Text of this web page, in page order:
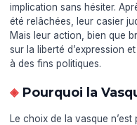
implication sans hésiter.
été relâchées, leur casier
Mais leur action, bien que
sur la liberté d’expression
à des fins politiques.
Pourquoi la
Le choix de la vasque n’est